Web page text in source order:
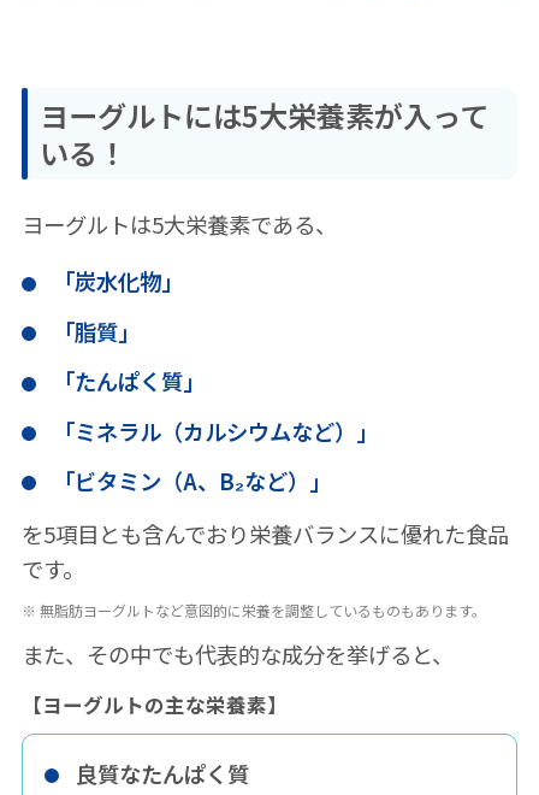
ヨーグルトには5大栄養素が入って
いる！
ヨーグルトは5大栄養素である、
「炭水化物」
「脂質」
「たんぱく質」
「ミネラル（カルシウムなど）」
「ビタミン（A、B₂など）」
を5項目とも含んでおり栄養バランスに優れた食品
です。
無脂肪ヨーグルトなど意図的に栄養を調整しているものもあります。
また、その中でも代表的な成分を挙げると、
【ヨーグルトの主な栄養素】
良質なたんぱく質